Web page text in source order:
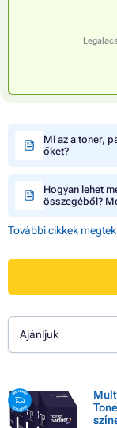
Mi az a toner,
őket?
Hogyan lehet
összegéből?
További cikkek
Ajánljuk